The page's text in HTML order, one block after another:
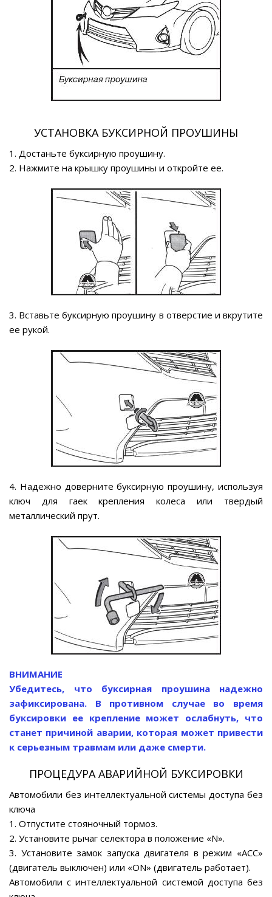
УСТАНОВКА БУКСИРНОЙ ПРОУШИНЫ
1. Достаньте буксирную проушину.
2. Нажмите на крышку проушины и откройте ее.
3. Вставьте буксирную проушину в отверстие и вкрутите
ее рукой.
4. Надежно доверните буксирную проушину, используя
ключ для гаек крепления колеса или твердый
металлический прут.
ВНИМАНИЕ
Убедитесь, что буксирная проушина надежно
зафиксирована. В противном случае во время
буксировки ее крепление может ослабнуть, что
станет причиной аварии, которая может привести
к серьезным травмам или даже смерти.
ПРОЦЕДУРА АВАРИЙНОЙ БУКСИРОВКИ
Автомобили без интеллектуальной системы доступа без
ключа
1. Отпустите стояночный тормоз.
2. Установите рычаг селектора в положение «N».
3. Установите замок запуска двигателя в режим «АСС»
(двигатель выключен) или «ON» (двигатель работает).
Автомобили с интеллектуальной системой доступа без